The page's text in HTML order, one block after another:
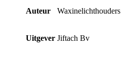
Auteur Waxinelichthouders
Uitgever Jiftach Bv